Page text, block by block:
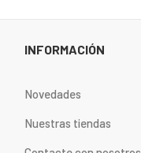
INFORMACIÓN
Novedades
Nuestras tiendas